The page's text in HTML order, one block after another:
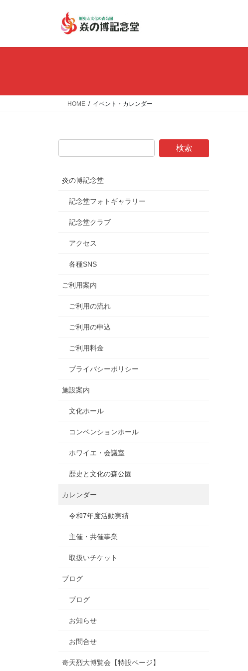
HOME イベント・カレンダー
炎の博記念堂
記念堂フォトギャラリー
記念堂クラブ
アクセス
各種SNS
ご利用案内
ご利用の流れ
ご利用の申込
ご利用料金
プライバシーポリシー
施設案内
文化ホール
コンベンションホール
ホワイエ・会議室
歴史と文化の森公園
カレンダー
令和7年度活動実績
主催・共催事業
取扱いチケット
ブログ
ブログ
お知らせ
お問合せ
奇天烈大博覧会【特設ページ】